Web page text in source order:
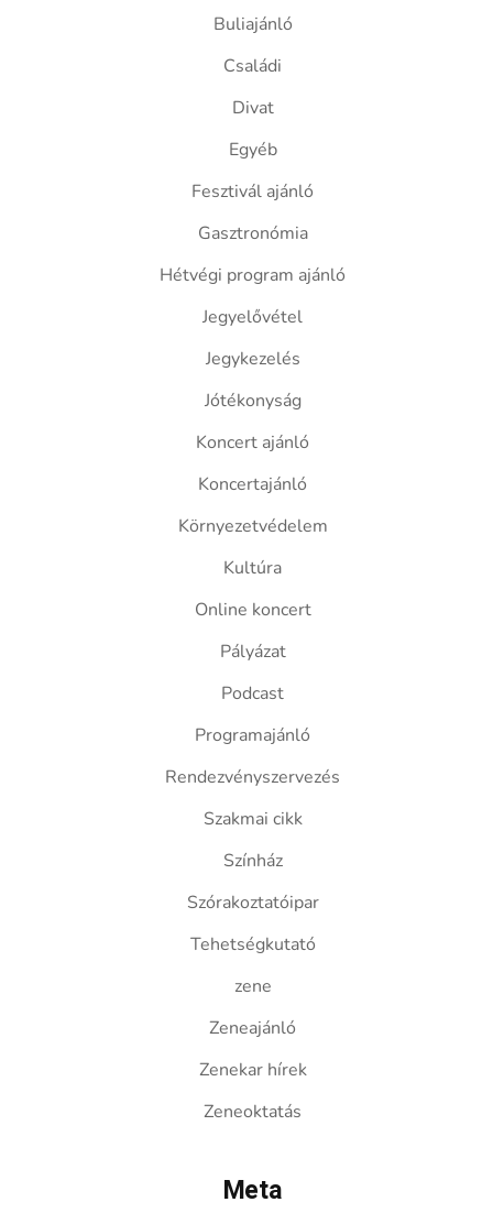
Buliajánló
Családi
Divat
Egyéb
Fesztivál ajánló
Gasztronómia
Hétvégi program ajánló
Jegyelővétel
Jegykezelés
Jótékonyság
Koncert ajánló
Koncertajánló
Környezetvédelem
Kultúra
Online koncert
Pályázat
Podcast
Programajánló
Rendezvényszervezés
Szakmai cikk
Színház
Szórakoztatóipar
Tehetségkutató
zene
Zeneajánló
Zenekar hírek
Zeneoktatás
Meta